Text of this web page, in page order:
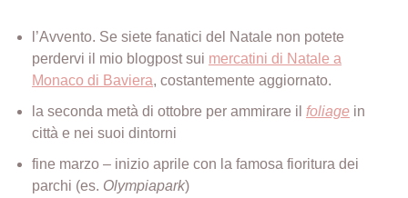
l’Avvento. Se siete fanatici del Natale non potete
perdervi il mio blogpost sui mercatini di Natale a
Monaco di Baviera, costantemente aggiornato.
la seconda metà di ottobre per ammirare il foliage in
città e nei suoi dintorni
fine marzo – inizio aprile con la famosa fioritura dei
parchi (es. Olympiapark)